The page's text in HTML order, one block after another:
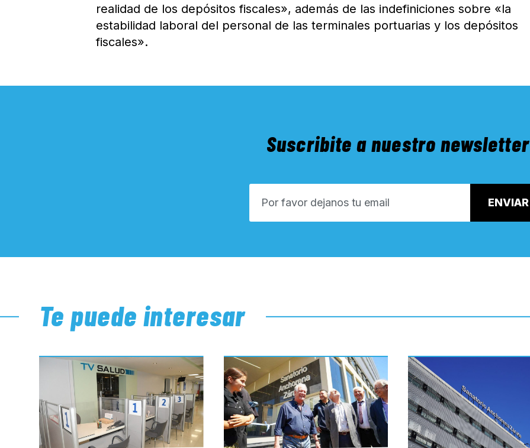
realidad de los depósitos fiscales», además de las indefiniciones sobre «la
estabilidad laboral del personal de las terminales portuarias y los depósitos
fiscales».
Suscribite a nuestro newsletter
Te puede interesar